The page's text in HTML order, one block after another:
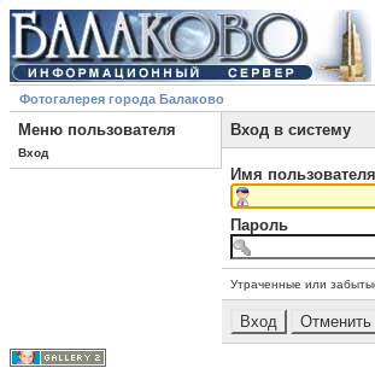
Фотогалерея города Балаково
Меню пользователя
Вход
Вход в систему
Имя пользователя
Пароль
Утраченные или